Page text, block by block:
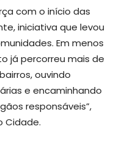
com o início das
iniciativa que levou
Em menos
já percorreu mais de
ouvindo
e encaminhando
responsáveis”,
Cidade.